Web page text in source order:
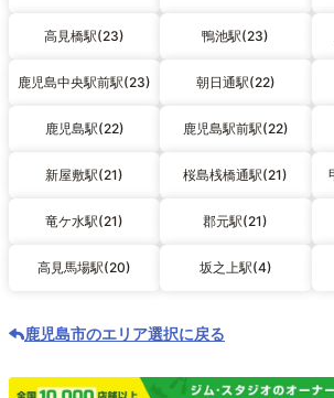
高見橋駅(23) 鴨池駅(23)
鹿児島中央駅前駅(23) 朝日通駅(22)
鹿児島駅(22) 鹿児島駅前駅(22)
新屋敷駅(21) 桜島桟橋通駅(21)
竜ケ水駅(21) 郡元駅(21)
高見馬場駅(20) 坂之上駅(4)
鹿児島市のエリア選択に戻る